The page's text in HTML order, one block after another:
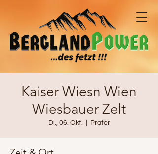
Kaiser Wiesn Wien
Wiesbauer Zelt
Di., 06. Okt. Prater